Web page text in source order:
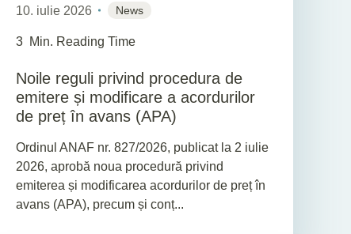
10. iulie 2026 News
3 Min. Reading Time
Noile reguli privind procedura de
emitere și modificare a acordurilor
de preț în avans (APA)
Ordinul ANAF nr. 827/2026, publicat la 2 iulie
2026, aprobă noua procedură privind
emiterea și modificarea acordurilor de preț în
avans (APA), precum și conț...